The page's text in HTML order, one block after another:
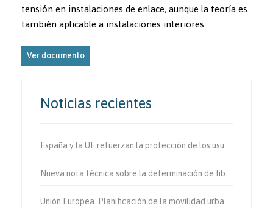
tensión en instalaciones de enlace, aunque la teoría es
también aplicable a instalaciones interiores.
Ver documento
Noticias recientes
España y la UE refuerzan la protección de los usuarios vulnerables de la vía.
Nueva nota técnica sobre la determinación de fibras de amianto en aire
Unión Europea. Planificación de la movilidad urbana sostenible.